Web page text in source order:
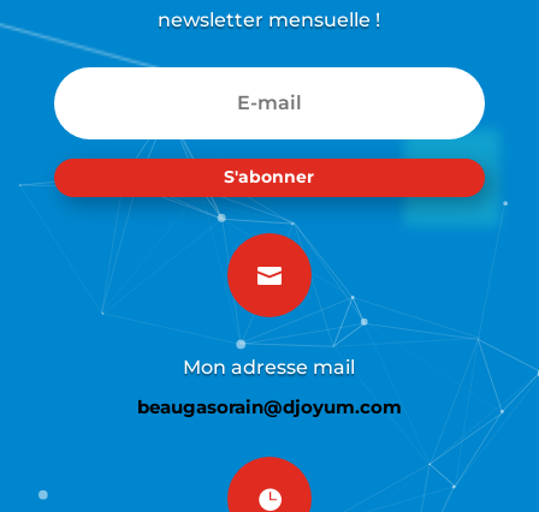
newsletter mensuelle !
S'abonner

Mon adresse mail
beaugasorain@djoyum.com
